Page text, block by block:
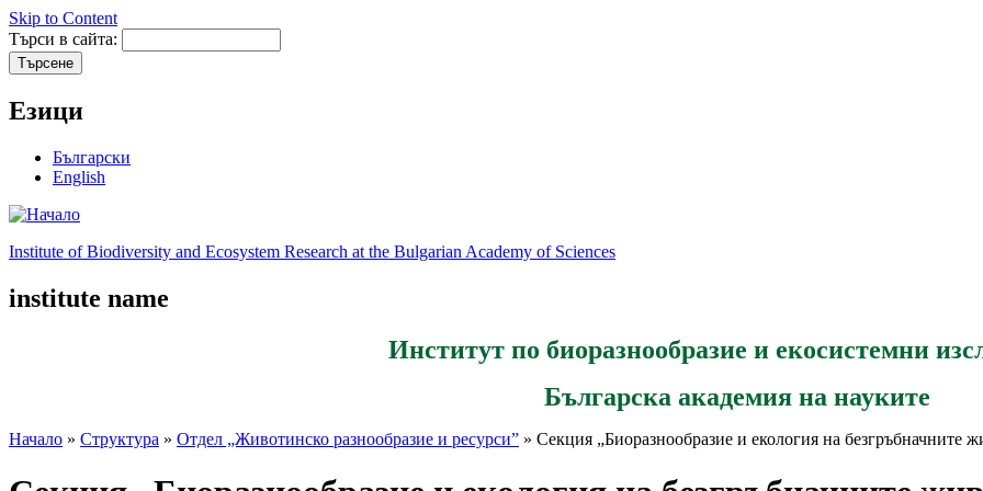
Skip to Content
Търси в сайта:
Езици
Български
English
Institute of Biodiversity and Ecosystem Research at the Bulgarian Academy of Sciences
institute name
Институт по биоразнообразие и екосистемни
Българска академия на науките
Начало » Структура » Отдел „Животинско разнообразие и ресурси” » Секция „Биоразнообразие и екология на безгръбначните